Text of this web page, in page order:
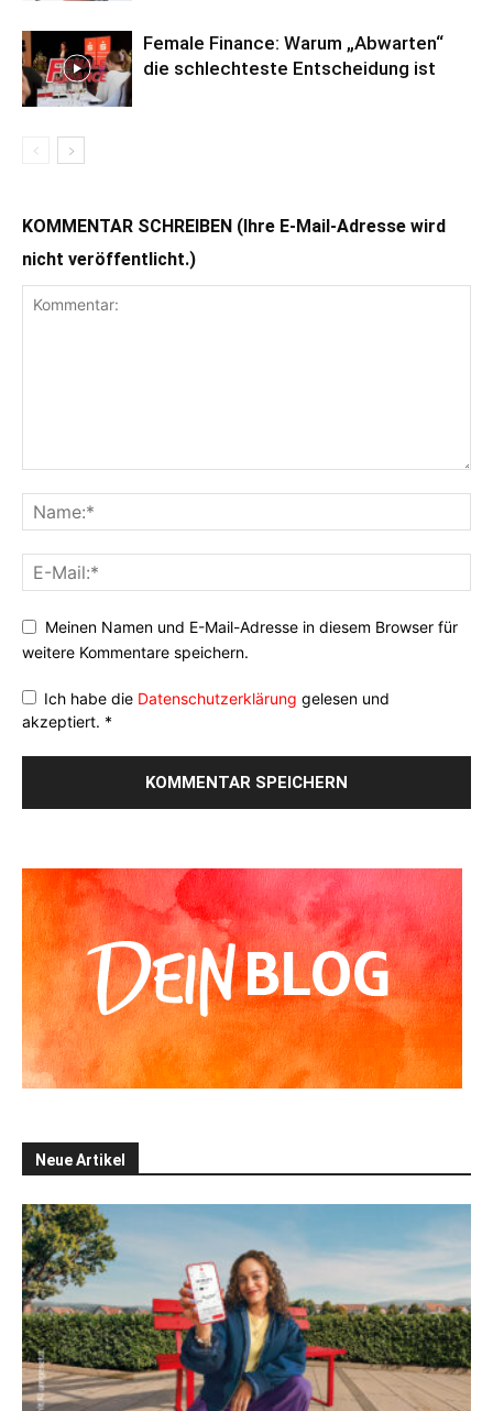
Female Finance: Warum „Abwarten“
die schlechteste Entscheidung ist
KOMMENTAR SCHREIBEN (Ihre E-Mail-Adresse wird
nicht veröffentlicht.)
Meinen Namen und E-Mail-Adresse in diesem Browser für
weitere Kommentare speichern.
Ich habe die Datenschutzerklärung gelesen und
akzeptiert. *
Neue Artikel